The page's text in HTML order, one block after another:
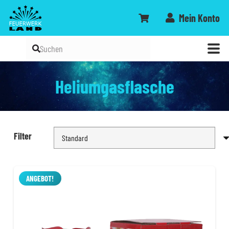
Mein Konto
Heliumgasflasche
Filter
ANGEBOT!